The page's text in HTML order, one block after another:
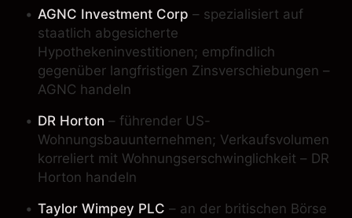
AGNC Investment Corp – spezialisiert auf
staatlich abgesicherte
Hypothekeninvestitionen; empfindlich
gegenüber langfristigen Zinsverschiebungen –
AGNC handeln
DR Horton – führender US-
Wohnungsbauunternehmen; Verkaufsvolumen
korreliert mit Wohnungserschwinglichkeit – DR
Horton handeln
Taylor Wimpey PLC – an der britischen Börse